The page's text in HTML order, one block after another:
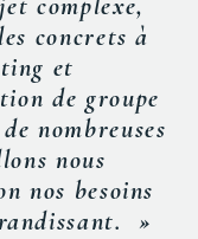
complexe,
concrets à
et
de groupe
nombreuses
nous
nos besoins
»